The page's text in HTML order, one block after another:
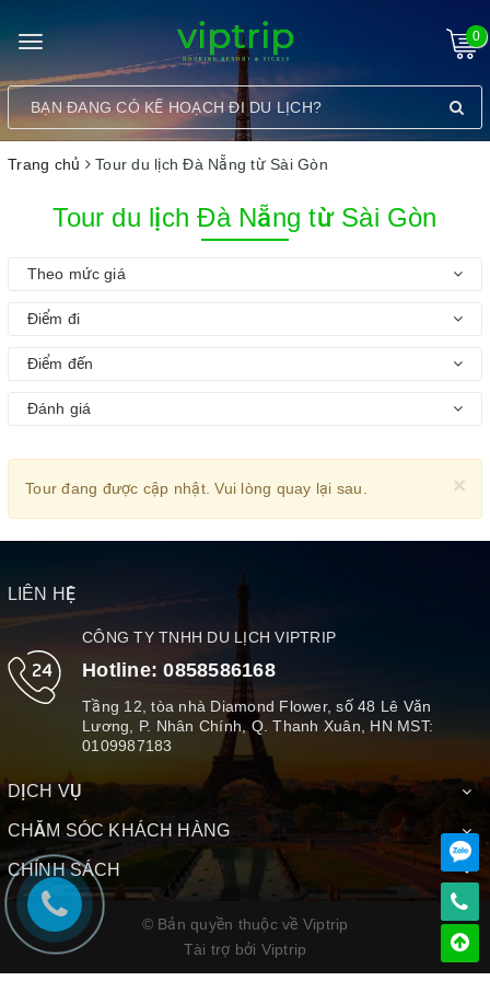
Toggle
navigation
0
Trang chủ Tour du lịch Đà Nẵng từ Sài Gòn
Tour du lịch Đà Nẵng từ Sài Gòn
Theo mức giá
Điểm đi
Điểm đến
Đánh giá
×
Tour đang được cập nhật. Vui lòng quay lại sau.
LIÊN HỆ
CÔNG TY TNHH DU LỊCH VIPTRIP
Hotline:0858586168
Tầng 12, tòa nhà Diamond Flower, số 48 Lê Văn
Lương, P. Nhân Chính, Q. Thanh Xuân, HN MST:
0109987183
DỊCH VỤ
CHĂM SÓC KHÁCH HÀNG
CHÍNH SÁCH
© Bản quyền thuộc về Viptrip
Tài trợ bởi Viptrip